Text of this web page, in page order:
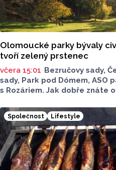
Olomoucké parky bývaly
tvoří zelený prstenec
včera 15:01 Bezručovy sady,
sady, Park pod Dómem, ASO
s Rozáriem. Jak dobře znáte
které v nich jsou. Vždy tomu
Společnost Lifestyle